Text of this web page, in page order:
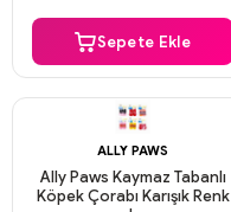
Sepete Ekle
ALLY PAWS
Ally Paws Kaymaz Tabanlı
Köpek Çorabı Karışık Renk